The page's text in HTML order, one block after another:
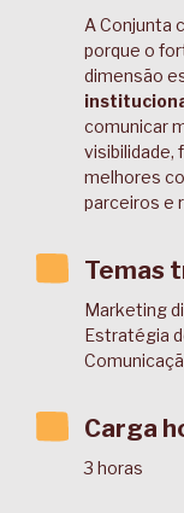
A Conjunta
porque o
dimensão
comunicar
visibilidade,
melhores
parceiros e
Temas
Marketing
Estratégia
Carga
3 horas